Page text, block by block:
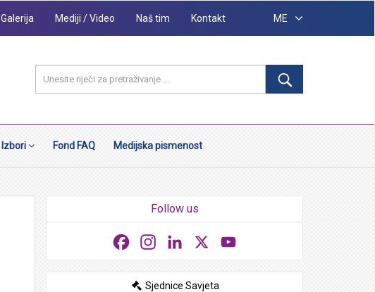
Galerija Mediji / Video Naš tim Kontakt ME
Izbori Fond FAQ Medijska pismenost
Follow us
FacebookInstagramLinkedIn
Sjednice Savjeta